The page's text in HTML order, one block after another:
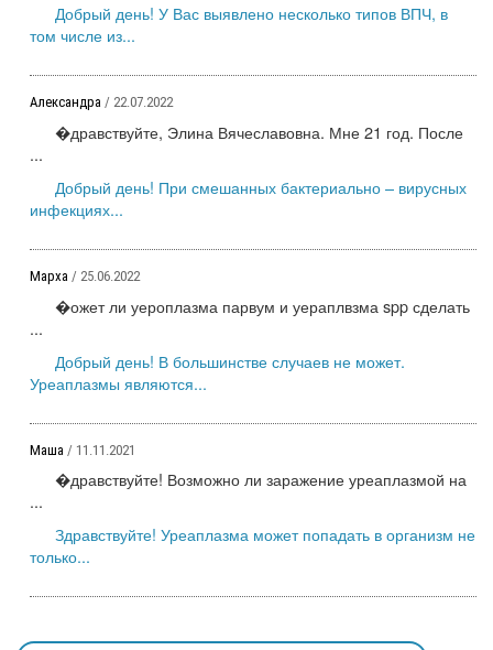
Добрый день! У Вас выявлено несколько типов ВПЧ, в
том числе из...
Александра / 22.07.2022
�дравствуйте, Элина Вячеславовна. Мне 21 год. После
...
Добрый день! При смешанных бактериально – вирусных
инфекциях...
Марха / 25.06.2022
�ожет ли уероплазма парвум и уераплвзма spp сделать
...
Добрый день! В большинстве случаев не может.
Уреаплазмы являются...
Маша / 11.11.2021
�дравствуйте! Возможно ли заражение уреаплазмой на
...
Здравствуйте! Уреаплазма может попадать в организм не
только...